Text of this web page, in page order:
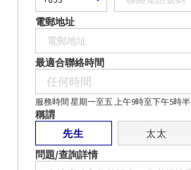
電郵地址
最適合聯絡時間
服務時間 星期一至五 上午9時至下午5時半
稱謂
先生
太太
問題/查詢詳情